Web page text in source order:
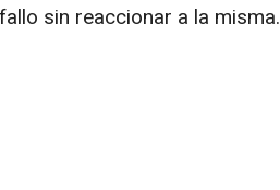
sin reaccionar a la misma.